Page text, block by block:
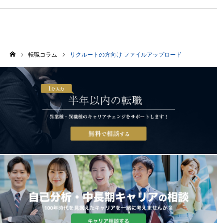
転職コラム リクルートの方向け ファイルアップロード